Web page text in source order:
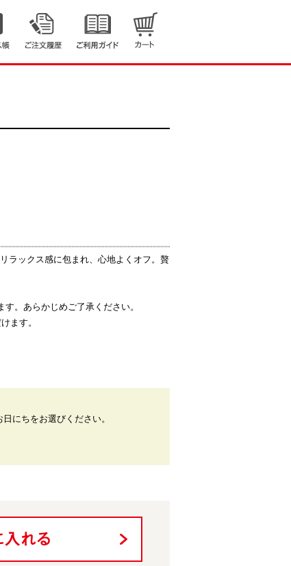
ラックス感に包まれ、心地よくオフ。贅
。あらかじめご了承ください。
ます。
にちをお選びください。